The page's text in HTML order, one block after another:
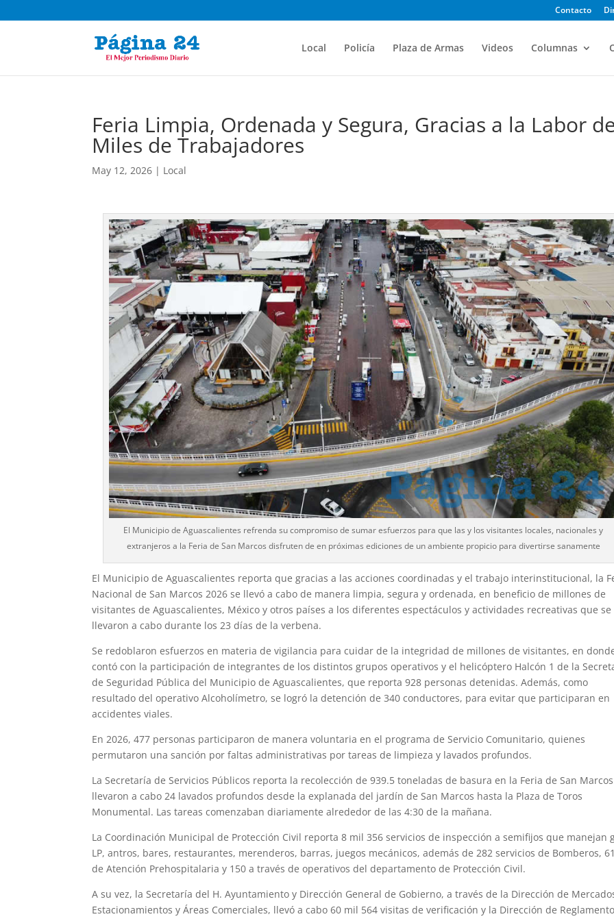
Contacto
Local Policía Plaza de Armas Videos Columnas
Feria Limpia, Ordenada y Segura, Gracias a la Labor
Miles de Trabajadores
May 12, 2026 | Local
El Municipio de Aguascalientes refrenda su compromiso de sumar esfuerzos para que las y los visitantes locales, nacionales y
extranjeros a la Feria de San Marcos disfruten de en próximas ediciones de un ambiente propicio para divertirse sanamente
El Municipio de Aguascalientes reporta que gracias a las acciones coordinadas y el trabajo interinstitucional, la
Nacional de San Marcos 2026 se llevó a cabo de manera limpia, segura y ordenada, en beneficio de millones de
visitantes de Aguascalientes, México y otros países a los diferentes espectáculos y actividades recreativas que se
llevaron a cabo durante los 23 días de la verbena.
Se redoblaron esfuerzos en materia de vigilancia para cuidar de la integridad de millones de visitantes, en
contó con la participación de integrantes de los distintos grupos operativos y el helicóptero Halcón 1 de la
de Seguridad Pública del Municipio de Aguascalientes, que reporta 928 personas detenidas. Además, como
resultado del operativo Alcoholímetro, se logró la detención de 340 conductores, para evitar que participaran en
accidentes viales.
En 2026, 477 personas participaron de manera voluntaria en el programa de Servicio Comunitario, quienes
permutaron una sanción por faltas administrativas por tareas de limpieza y lavados profundos.
La Secretaría de Servicios Públicos reporta la recolección de 939.5 toneladas de basura en la Feria de San
llevaron a cabo 24 lavados profundos desde la explanada del jardín de San Marcos hasta la Plaza de Toros
Monumental. Las tareas comenzaban diariamente alrededor de las 4:30 de la mañana.
La Coordinación Municipal de Protección Civil reporta 8 mil 356 servicios de inspección a semifijos que manejan
LP, antros, bares, restaurantes, merenderos, barras, juegos mecánicos, además de 282 servicios de Bomberos,
de Atención Prehospitalaria y 150 a través de operativos del departamento de Protección Civil.
A su vez, la Secretaría del H. Ayuntamiento y Dirección General de Gobierno, a través de la Dirección de
Estacionamientos y Áreas Comerciales, llevó a cabo 60 mil 564 visitas de verificación y la Dirección de